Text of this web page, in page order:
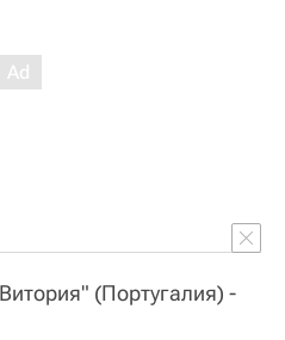
(Португалия) -